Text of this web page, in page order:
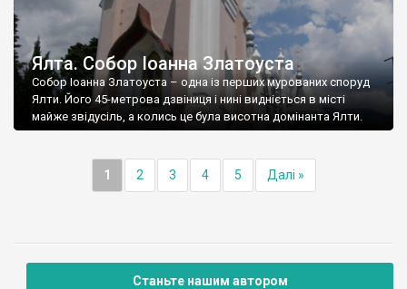
Ялта. Собор Іоанна Златоуста
Собор Іоанна Златоуста – одна із перших мурованих споруд
Ялти. Його 45-метрова дзвіниця і нині видніється в місті
майже звідусіль, а колись це була висотна домінанта Ялти.
1 2 3 4 5 Далі »
Станьте нашим автором